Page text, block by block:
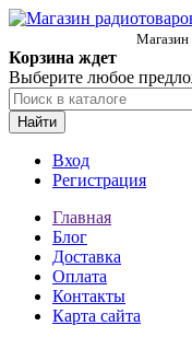
Магазин
Корзина ждет
Выберите любое
Найти
Вход
Регистрация
Главная
Блог
Доставка
Оплата
Контакты
Карта сайта